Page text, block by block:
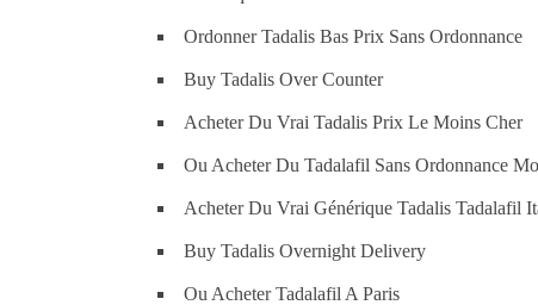
Ordonner Tadalis Bas Prix Sans Ordonnance
Buy Tadalis Over Counter
Acheter Du Vrai Tadalis Prix Le Moins Cher
Ou Acheter Du Tadalafil Sans Ordonnance
Acheter Du Vrai Générique Tadalis Tadalafil
Buy Tadalis Overnight Delivery
Ou Acheter Tadalafil A Paris